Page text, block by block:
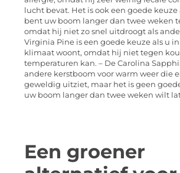
lucht bevat. Het is ook een goede keuze
bent uw boom langer dan twee weken
omdat hij niet zo snel uitdroogt als
Virginia Pine is een goede keuze als u
klimaat woont, omdat hij niet tegen
temperaturen kan. – De Carolina
andere kerstboom voor warm weer die
geweldig uitziet, maar het is geen
uw boom langer dan twee weken wilt
Een groener